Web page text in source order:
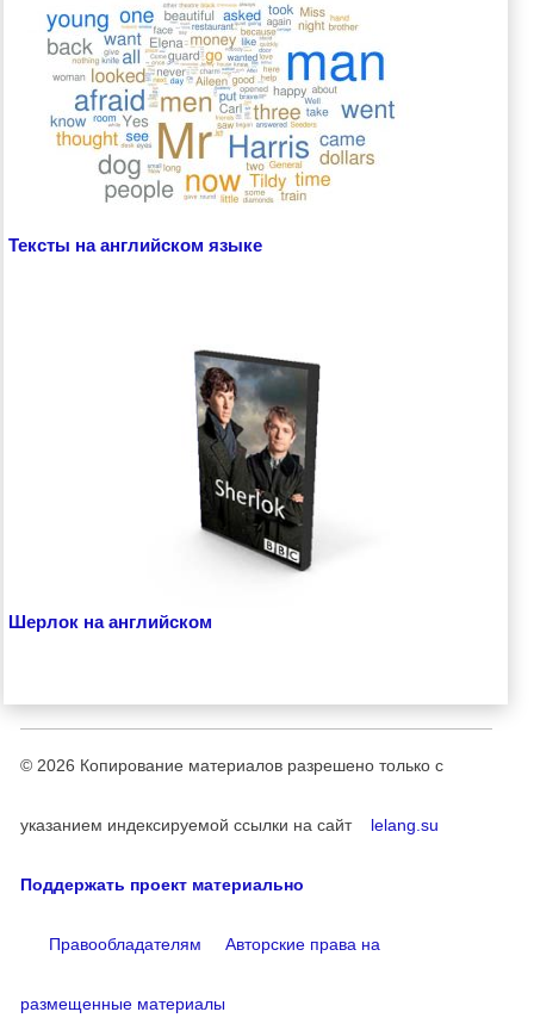
Тексты на английском языке
Шерлок на английском
© 2026 Копирование материалов разрешено только с
указанием индексируемой ссылки на сайт lelang.su
Поддержать проект материально
Правообладателям Авторские права на
размещенные материалы